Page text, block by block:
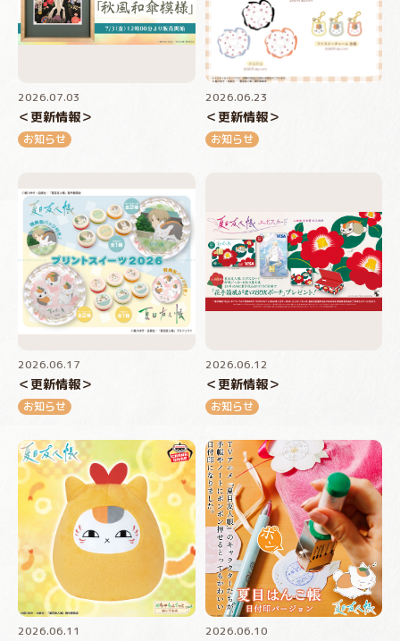
2026.07.03
＜更新情報＞
お知らせ
2026.06.23
＜更新情報＞
お知らせ
2026.06.17
＜更新情報＞
お知らせ
2026.06.12
＜更新情報＞
お知らせ
2026.06.11 2026.06.10